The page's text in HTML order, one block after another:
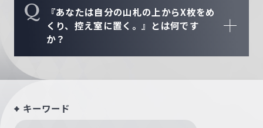
Q
『あなたは自分の山札の上からX枚をめ
くり、控え室に置く。』とは何です
か？
キーワード